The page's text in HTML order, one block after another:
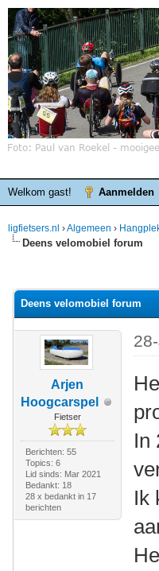
Welkom gast! Aanmelden
ligfietsers.nl ›Algemeen ›
Deens velomobiel forum
Deens velomobiel forum
Arjen
Hoogcarspel
Fietser
Berichten: 55
Topics: 6
Lid sinds: Mar 2021
Bedankt: 18
28 x bedankt in 17
berichten
In
Ik